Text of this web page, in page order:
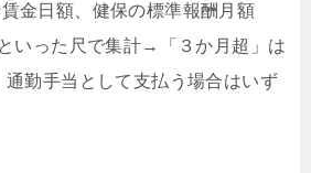
金日額、健保の標準報酬月額
いった尺で集計→「３か月超」は
通勤手当として支払う場合はいず